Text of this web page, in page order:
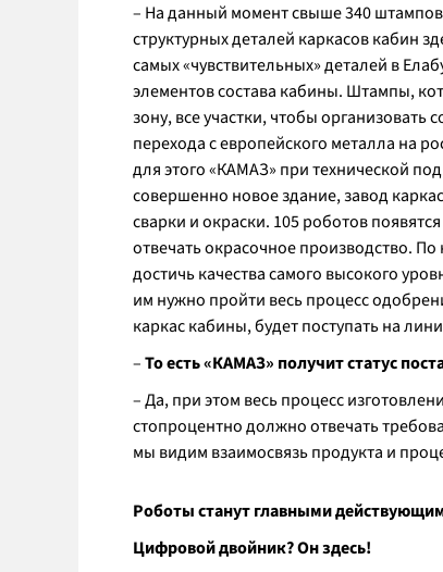
– На данный момент свыше 340
структурных деталей каркасов кабин
самых «чувствительных» деталей в
элементов состава кабины. Штампы,
зону, все участки, чтобы
перехода с европейского металла на
для этого «КАМАЗ» при технической
совершенно новое здание, завод
сварки и окраски. 105 роботов
отвечать окрасочное производство.
достичь качества самого высокого
им нужно пройти весь процесс
каркас кабины, будет поступать на
–То есть «КАМАЗ» получит статус
– Да, при этом весь процесс
стопроцентно должно отвечать
мы видим взаимосвязь продукта и
Роботы станут главными
Цифровой двойник? Он здесь!